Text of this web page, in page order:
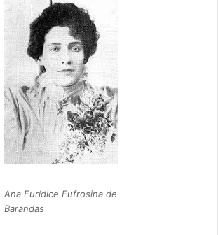
Ana Eurídice Eufrosina de
Barandas